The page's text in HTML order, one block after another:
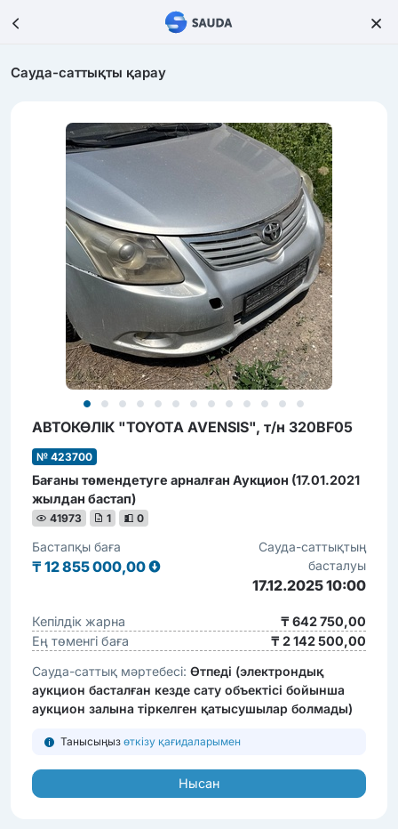
Сауда-саттықты қарау
АВТОКӨЛІК "TOYOTA AVENSIS", т/н 320BF05
№ 423700
Бағаны төмендетуге арналған Аукцион (17.01.2021
жылдан бастап)
41973 1 0
Бастапқы баға
₸ 12 855 000,00
Сауда-саттықтың
басталуы
17.12.2025 10:00
Кепілдік жарна
₸ 642 750,00
Ең төменгі баға
₸ 2 142 500,00
Сауда-саттық мәртебесі: Өтпеді (электрондық
аукцион басталған кезде сату объектісі бойынша
аукцион залына тіркелген қатысушылар болмады)
Танысыңыз өткізу қағидаларымен
Нысан